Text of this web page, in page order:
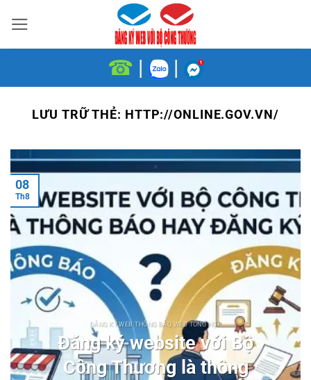
qua
nội
☎ | |
LƯU TRỮ THẺ: HTTP://ONLINE.GOV.VN/
ĐĂNG KÝ WEB THÔNG BÁO WEB TỔNG HỢP
Đăng ký website với Bộ
Công Thương là thông
08
Th8